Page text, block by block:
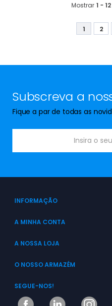
Mostrar 1 - 12
1 2
Subscreva a
Fique a par de todas as
INFORMAÇÃO
A MINHA CONTA
A NOSSA LOJA
O NOSSO ARMAZÉM
SEGUE-NOS!